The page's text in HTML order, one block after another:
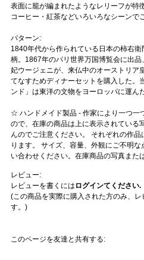
表面に籠が編まれたようなレリーフが特
コーヒー・紅茶などいろいろなシーンで
パターン:
1840年代から作られている日本の柿右
柄。1867年のパリ世界万国博覧会に出
妃ウージェニが、来仏中のオーストリア
てなすためディナーセットを購入した。
ンド」は東洋の文物をヨーロッパに運ん
☆ ハンドメイド製品 - 作家により一つ一
ので、在庫の商品は上に表示されている
んのでご注意ください。 それぞれの作
ります。 サイズ、容量、外観にご不明
い合わせください。在庫商品の写真また
レビュー:
レビューを書くには ログインてください.
(この商品を実際に購入された方のみ、
す。)
このページを友達と共有する: